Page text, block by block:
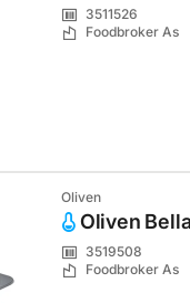
3511526
Foodbroker As
Oliven
Oliven
3519508
Foodbroker As